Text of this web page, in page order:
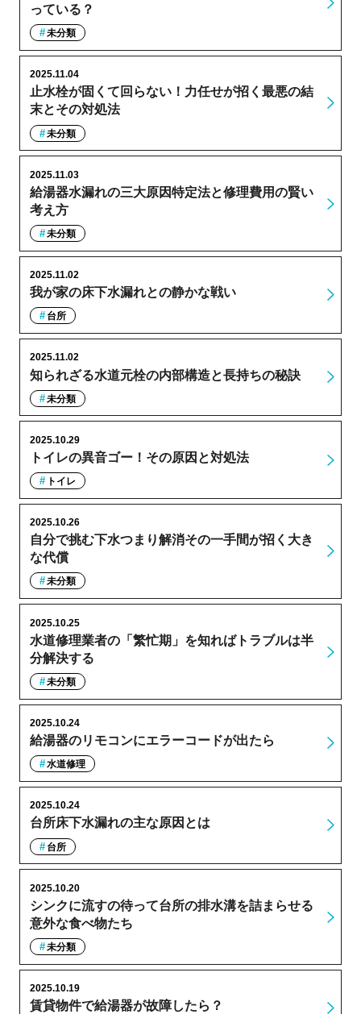
っている？
未分類
止水栓が固くて回らない！力任せが招く最悪の結
末とその対処法
2025.11.04
未分類
給湯器水漏れの三大原因特定法と修理費用の賢い
考え方
2025.11.03
未分類
我が家の床下水漏れとの静かな戦い
2025.11.02
台所
知られざる水道元栓の内部構造と長持ちの秘訣
2025.11.02
未分類
トイレの異音ゴー！その原因と対処法
2025.10.29
トイレ
自分で挑む下水つまり解消その一手間が招く大き
な代償
2025.10.26
未分類
水道修理業者の「繁忙期」を知ればトラブルは半
分解決する
2025.10.25
未分類
給湯器のリモコンにエラーコードが出たら
2025.10.24
水道修理
台所床下水漏れの主な原因とは
2025.10.24
台所
シンクに流すの待って台所の排水溝を詰まらせる
意外な食べ物たち
2025.10.20
未分類
賃貸物件で給湯器が故障したら？
2025.10.19